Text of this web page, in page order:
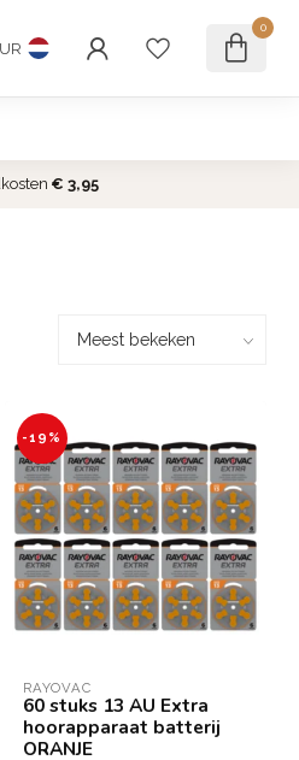
0
€ 3,95
-19%
RAYOVAC
60 stuks 13 AU Extra
hoorapparaat batterij
ORANJE